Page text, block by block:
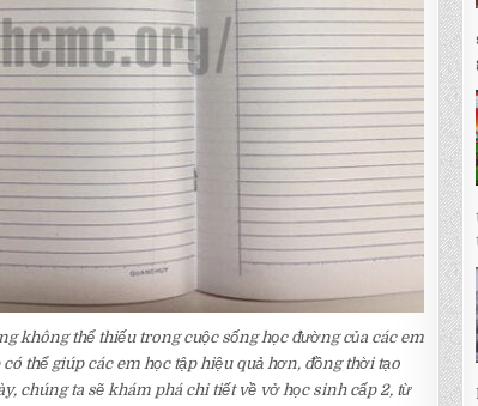
không thể thiếu trong cuộc sống học đường của các em
thể giúp các em học tập hiệu quả hơn, đồng thời tạo
chúng ta sẽ khám phá chi tiết về vở học sinh cấp 2, từ